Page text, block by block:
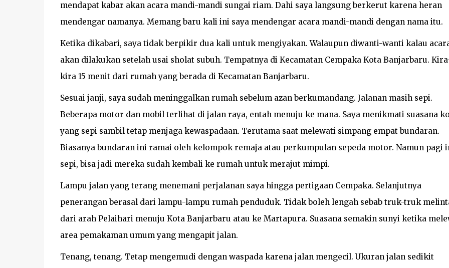
mendapat kabar akan acara mandi-mandi sungai riam. Dahi saya langsung berkerut karena heran
mendengar namanya. Memang baru kali ini saya mendengar acara mandi-mandi dengan nama itu.
Ketika dikabari, saya tidak berpikir dua kali untuk mengiyakan. Walaupun diwanti-wanti kalau
akan dilakukan setelah usai sholat subuh. Tempatnya di Kecamatan Cempaka Kota Banjarbaru.
kira 15 menit dari rumah yang berada di Kecamatan Banjarbaru.
Sesuai janji, saya sudah meninggalkan rumah sebelum azan berkumandang. Jalanan masih sepi.
Beberapa motor dan mobil terlihat di jalan raya, entah menuju ke mana. Saya menikmati suasana
yang sepi sambil tetap menjaga kewaspadaan. Terutama saat melewati simpang empat bundaran.
Biasanya bundaran ini ramai oleh kelompok remaja atau perkumpulan sepeda motor. Namun pagi
sepi, bisa jadi mereka sudah kembali ke rumah untuk merajut mimpi.
Lampu jalan yang terang menemani perjalanan saya hingga pertigaan Cempaka. Selanjutnya
penerangan berasal dari lampu-lampu rumah penduduk. Tidak boleh lengah sebab truk-truk
dari arah Pelaihari menuju Kota Banjarbaru atau ke Martapura. Suasana semakin sunyi ketika
area pemakaman umum yang mengapit jalan.
Tenang, tenang. Tetap mengemudi dengan waspada karena jalan mengecil. Ukuran jalan sedikit